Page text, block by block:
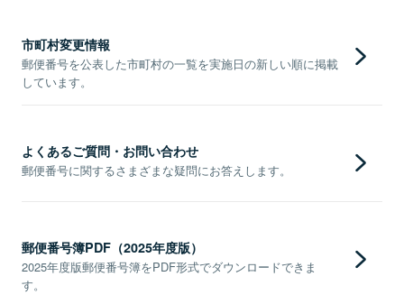
市町村変更情報
郵便番号を公表した市町村の一覧を実施日の新しい順に掲載
しています。
よくあるご質問・お問い合わせ
郵便番号に関するさまざまな疑問にお答えします。
郵便番号簿PDF（2025年度版）
2025年度版郵便番号簿をPDF形式でダウンロードできま
す。